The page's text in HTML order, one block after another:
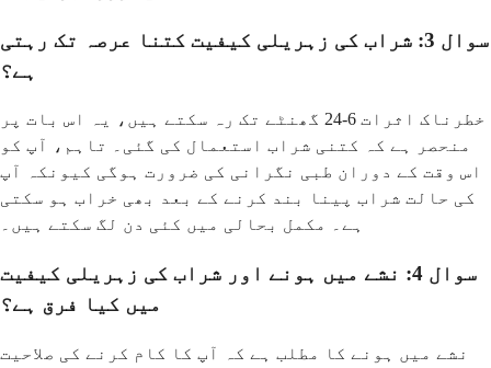
سوال 3: شراب کی زہریلی کیفیت کتنا عرصہ تک رہتی
ہے؟
خطرناک اثرات 6-24 گھنٹے تک رہ سکتے ہیں، یہ اس بات پر
منحصر ہے کہ کتنی شراب استعمال کی گئی۔ تاہم، آپ کو
اس وقت کے دوران طبی نگرانی کی ضرورت ہوگی کیونکہ آپ
کی حالت شراب پینا بند کرنے کے بعد بھی خراب ہو سکتی
ہے۔ مکمل بحالی میں کئی دن لگ سکتے ہیں۔
سوال 4: نشے میں ہونے اور شراب کی زہریلی کیفیت
میں کیا فرق ہے؟
نشے میں ہونے کا مطلب ہے کہ آپ کا کام کرنے کی صلاحیت